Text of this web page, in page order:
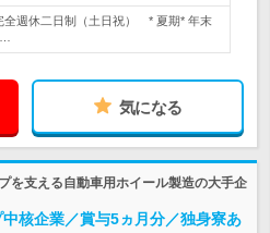
全週休二日制（土日祝） * 夏期* 年末
気になる
を支える自動車用ホイール製造の大手企
中核企業／賞与5ヵ月分／独身寮あ